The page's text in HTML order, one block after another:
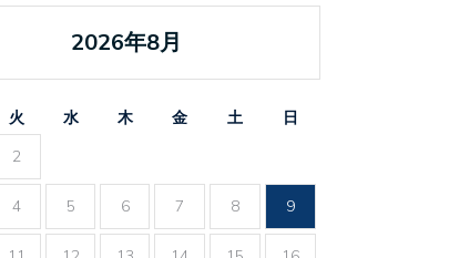
2026年8月
火 水 木 金 土
日
2
4 5 6 7 8 9